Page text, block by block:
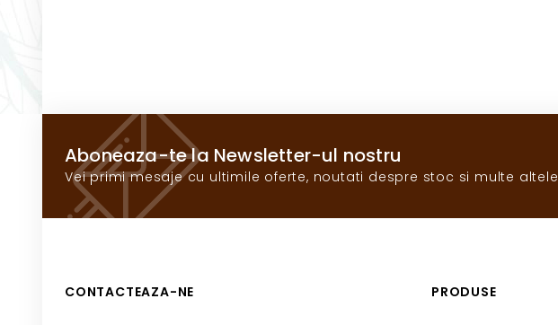
Aboneaza-te la Newsletter-ul nostru
Vei primi mesaje cu ultimile oferte, noutati despre stoc si multe altele
CONTACTEAZA-NE PRODUSE